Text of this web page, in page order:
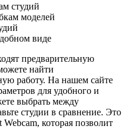
студий
моделей
виде
предварительную
найти
работу. На нашем сайте
для удобного и
выбрать между
студии в сравнение. Это
которая позволит